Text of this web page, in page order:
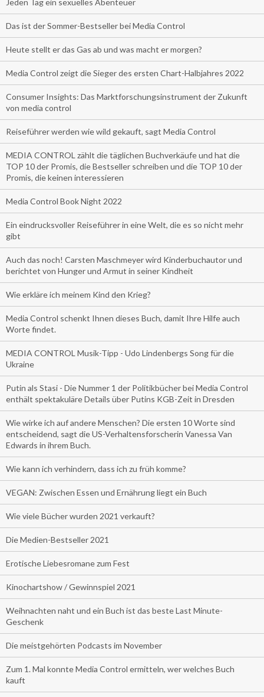
Das ist der Sommer-Bestseller bei Media Control
Heute stellt er das Gas ab und was macht er morgen?
Media Control zeigt die Sieger des ersten Chart-Halbjahres 2022
Consumer Insights: Das Marktforschungsinstrument der Zukunft
von media control
Reiseführer werden wie wild gekauft, sagt Media Control
MEDIA CONTROL zählt die täglichen Buchverkäufe und hat die
TOP 10 der Promis, die Bestseller schreiben und die TOP 10 der
Promis, die keinen interessieren
Media Control Book Night 2022
Ein eindrucksvoller Reiseführer in eine Welt, die es so nicht mehr
gibt
Auch das noch! Carsten Maschmeyer wird Kinderbuchautor und
berichtet von Hunger und Armut in seiner Kindheit
Wie erkläre ich meinem Kind den Krieg?
Media Control schenkt Ihnen dieses Buch, damit Ihre Hilfe auch
Worte findet.
MEDIA CONTROL Musik-Tipp - Udo Lindenbergs Song für die
Ukraine
Putin als Stasi - Die Nummer 1 der Politikbücher bei Media Control
enthält spektakuläre Details über Putins KGB-Zeit in Dresden
Wie wirke ich auf andere Menschen? Die ersten 10 Worte sind
entscheidend, sagt die US-Verhaltensforscherin Vanessa Van
Edwards in ihrem Buch.
Wie kann ich verhindern, dass ich zu früh komme?
VEGAN: Zwischen Essen und Ernährung liegt ein Buch
Wie viele Bücher wurden 2021 verkauft?
Die Medien-Bestseller 2021
Erotische Liebesromane zum Fest
Kinochartshow / Gewinnspiel 2021
Weihnachten naht und ein Buch ist das beste Last Minute-
Geschenk
Die meistgehörten Podcasts im November
Zum 1. Mal konnte Media Control ermitteln, wer welches Buch
kauft